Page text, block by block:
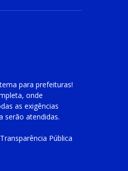
para prefeituras!
onde
as exigências
serão atendidas.
Pública